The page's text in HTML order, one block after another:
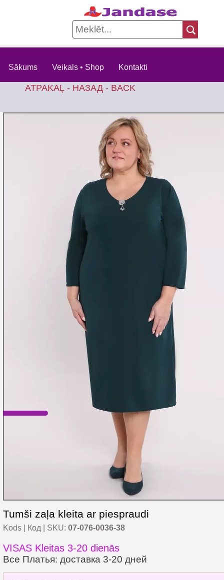
Sākums Veikals • Shop Kontakti
ATPAKAĻ - НАЗАД - BACK
Tumši zaļa kleita ar piespraudi
Kods | Код | SKU: 07-076-0036-38
VISAS Kleitas 3-20 dienās
Все Платья: доставка 3-20 дней